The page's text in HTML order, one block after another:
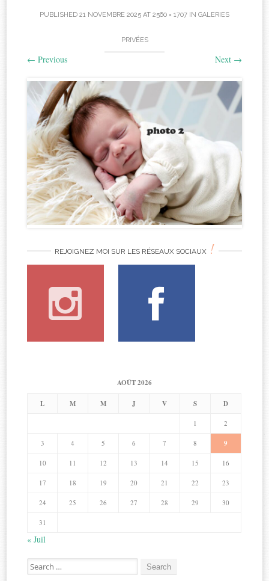
PUBLISHED 21 NOVEMBRE 2025 AT 2560 × 1707 IN GALERIES
PRIVÉES
← Previous Next →
REJOIGNEZ MOI SUR LES RÉSEAUX SOCIAUX !
AOÛT 2026
L M M J V S D
1 2
3 4 5 6 7 8 9
10 11 12 13 14 15 16
17 18 19 20 21 22 23
24 25 26 27 28 29 30
31
« Juil
Search
for: